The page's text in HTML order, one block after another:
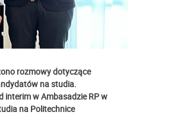
rozmowy dotyczące
na studia.
interim w Ambasadzie RP w
na Politechnice